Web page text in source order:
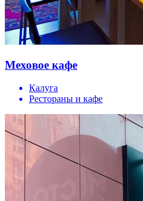
Меховое кафе
Калуга
Рестораны и кафе